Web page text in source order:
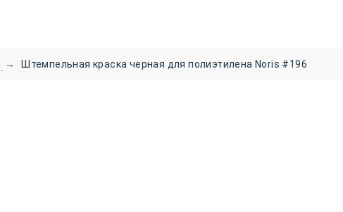
→ Штемпельная краска черная для полиэтилена Noris #196